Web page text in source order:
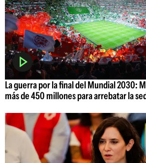
La guerra por la final del Mundial 2030:
más de 450 millones para arrebatar la